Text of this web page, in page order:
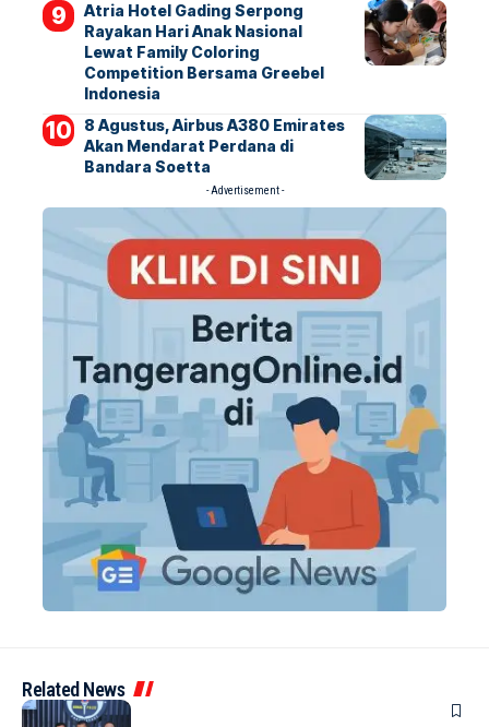
Atria Hotel Gading Serpong
Rayakan Hari Anak Nasional
Lewat Family Coloring
Competition Bersama Greebel
Indonesia
8 Agustus, Airbus A380 Emirates
Akan Mendarat Perdana di
Bandara Soetta
- Advertisement -
Related News
BERITA